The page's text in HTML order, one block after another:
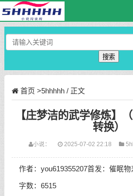
搜索
首页 >5hhhhh/ 正文
【庄梦洁的武学修炼】
转换）
小说： 2025-07-02 22:18
作者：you619355207首发：催眠物
字数：6515